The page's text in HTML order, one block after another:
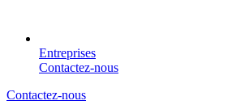
Entreprises
Contactez-nous
Contactez-nous